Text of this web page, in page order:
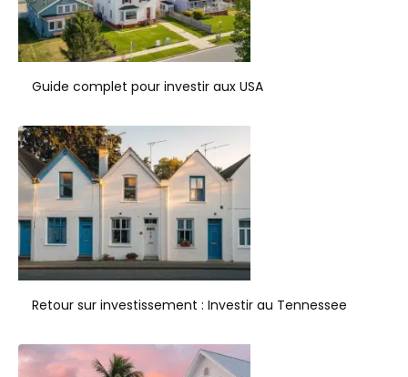
Guide complet pour investir aux USA
Retour sur investissement : Investir au Tennessee